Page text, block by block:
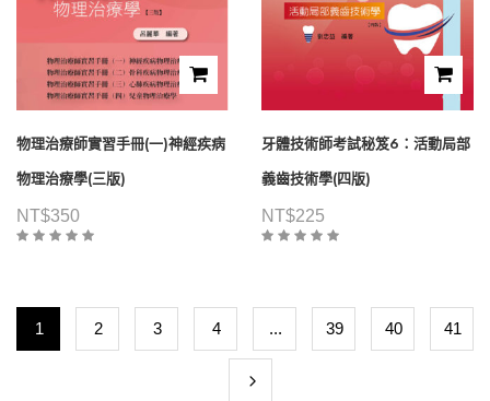
物理治療師實習手冊(一)神經疾病
物理治療學(三版)
NT$350
牙體技術師考試秘笈6：活動局部
義齒技術學(四版)
NT$225
1 2 3 4 ... 39 40 41